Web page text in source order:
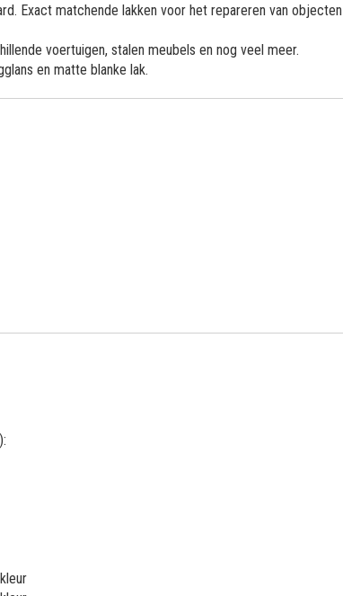
Exact matchende lakken voor het repareren van
voertuigen, stalen meubels en nog veel meer.
en matte blanke lak.